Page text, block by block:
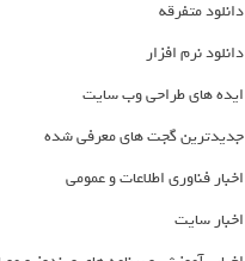
دانلود متفرقه
دانلود نرم افزار
ایده های طراحی وب سایت
جدیدترین گجت های معرفی شده
اخبار فناوری اطلاعات و عمومی
اخبار سایت